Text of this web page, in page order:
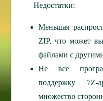
Недостатки:
Меньшая
ZIP, что может
файлами с
Не все
поддержку 7Z-
множество